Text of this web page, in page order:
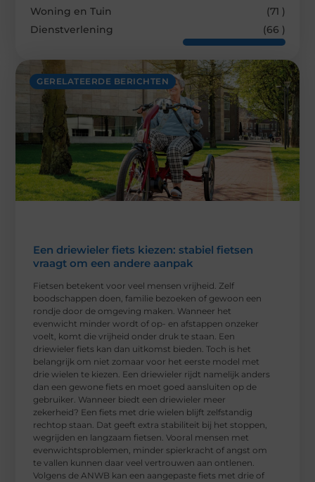
GERELATEERDE BERICHTEN
Een driewieler fiets kiezen: stabiel fietsen
vraagt om een andere aanpak
Fietsen betekent voor veel mensen vrijheid. Zelf
boodschappen doen, familie bezoeken of gewoon een
rondje door de omgeving maken. Wanneer het
evenwicht minder wordt of op- en afstappen onzeker
voelt, komt die vrijheid onder druk te staan. Een
driewieler fiets kan dan uitkomst bieden. Toch is het
belangrijk om niet zomaar voor het eerste model met
drie wielen te kiezen. Een driewieler rijdt namelijk anders
dan een gewone fiets en moet goed aansluiten op de
gebruiker. Wanneer biedt een driewieler meer
zekerheid? Een fiets met drie wielen blijft zelfstandig
rechtop staan. Dat geeft extra stabiliteit bij het stoppen,
wegrijden en langzaam fietsen. Vooral mensen met
evenwichtsproblemen, minder spierkracht of angst om
te vallen kunnen daar veel vertrouwen aan ontlenen.
Volgens de ANWB kan een aangepaste fiets met drie of
Woning en Tuin
(71 )
Dienstverlening
(66 )